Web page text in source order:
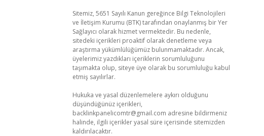
Sitemiz, 5651 Sayılı Kanun gereğince Bilgi Teknolojileri
ve İletişim Kurumu (BTK) tarafından onaylanmış bir Yer
Sağlayıcı olarak hizmet vermektedir. Bu nedenle,
sitedeki içerikleri proaktif olarak denetleme veya
araştırma yükümlülüğümüz bulunmamaktadır. Ancak,
üyelerimiz yazdıkları içeriklerin sorumluluğunu
taşımakta olup, siteye üye olarak bu sorumluluğu kabul
etmiş sayılırlar.
Hukuka ve yasal düzenlemelere aykırı olduğunu
düşündüğünüz içerikleri,
backlinkpanelicomtr@gmail.com adresine bildirmeniz
halinde, ilgili içerikler yasal süre içerisinde sitemizden
kaldırılacaktır.